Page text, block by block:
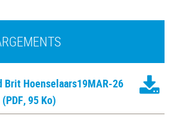
Brit Hoenselaars19MAR-26
(PDF, 95 Ko)